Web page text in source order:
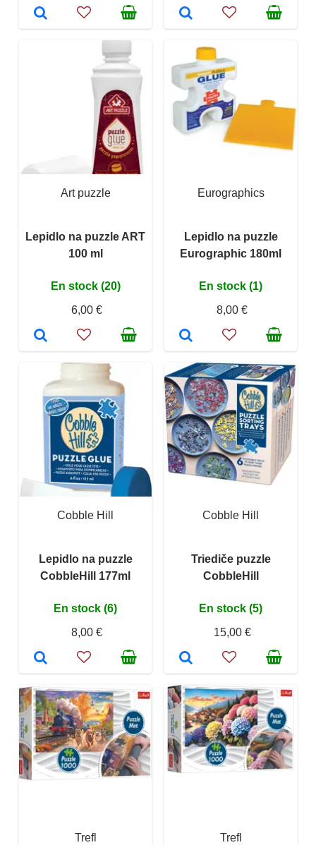
Art puzzle
Lepidlo na puzzle ART
100 ml
En stock (20)
6,00 €
Eurographics
Lepidlo na puzzle
Eurographic 180ml
En stock (1)
8,00 €
Cobble Hill
Lepidlo na puzzle
CobbleHill 177ml
En stock (6)
8,00 €
Cobble Hill
Triediče puzzle
CobbleHill
En stock (5)
15,00 €
Trefl Trefl